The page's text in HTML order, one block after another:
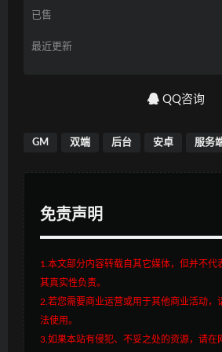
已售
最近更新
QQ咨询
GM 双端 后台 安卓 服务
免责声明
1.本文部分内容转载自其它媒体，但并不代
其真实性负责。
2.若您需要商业运营或用于其他商业活动，
法使用。
3.如果本站有侵犯、不妥之处的资源，请在